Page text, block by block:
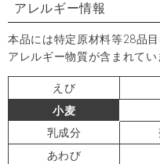
アレルギー情報
本品には特定原材料等28品
アレルギー物質が含まれてい
えび
小麦
乳成分
あわび